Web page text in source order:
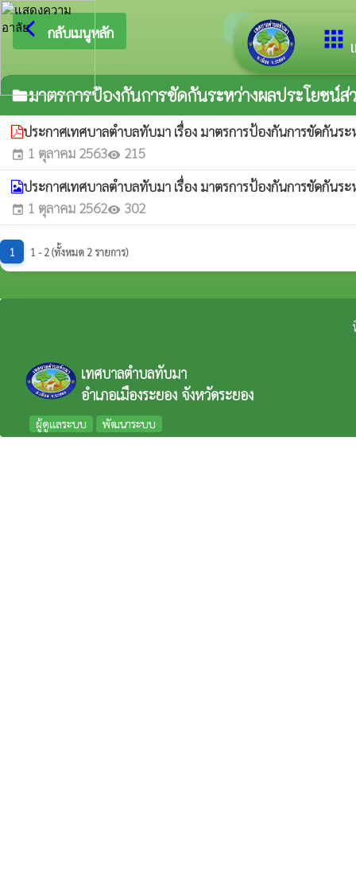
apps
arrow_back_ios กลับเมนูหลัก ยินดีต้
folderมาตรการป้องกันการขัดกันระหว่างผลประโยชน์
ประกาศเทศบาลตำบลทับมา เรื่อง มาตรการป้องกันการขัดกัน
event 1 ตุลาคม 2563visibility 215
ประกาศเทศบาลตำบลทับมา เรื่อง มาตรการป้องกันการขัดกัน
event 1 ตุลาคม 2562visibility 302
1 1 - 2 (ทั้งหมด 2 รายการ)
เทศบาลตำบลทับมา
อำเภอเมืองระยอง จังหวัดระยอง
ผู้ดูแลระบบ พัฒนาระบบ